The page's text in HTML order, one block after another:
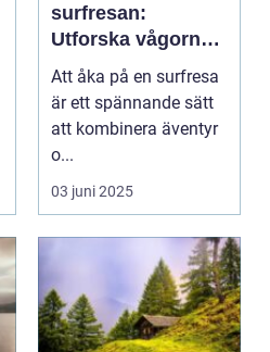
surfresan:
Utforska vågorna
och upptäck
äventyret
Att åka på en surfresa
är ett spännande sätt
att kombinera äventyr
o...
03 juni 2025